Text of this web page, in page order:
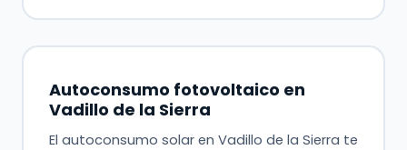
Autoconsumo fotovoltaico en
Vadillo de la Sierra
El autoconsumo solar en Vadillo de la Sierra te